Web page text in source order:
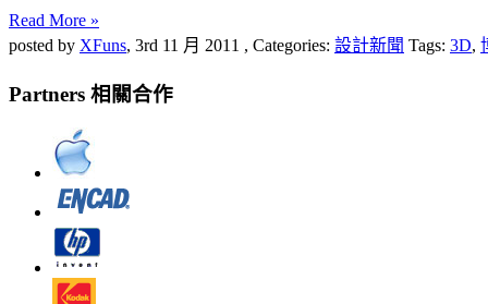
Read More »
posted by XFuns, 3rd 11 月 2011 , Categories: 設計新聞 Tags: 3D,
Partners 相關合作